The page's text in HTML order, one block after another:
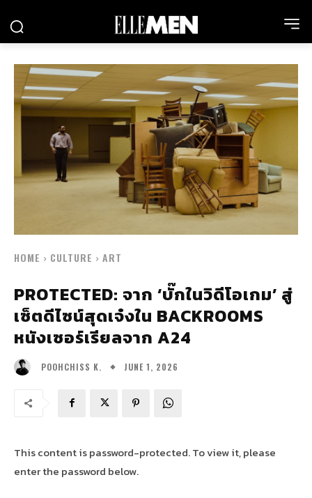
HOME CULTURE ART
PROTECTED: จาก ‘บั๊กในวิดีโอเกม’ สู่
เซ็ตดีไซน์สุดเจ๋งใน BACKROOMS
หนังเซอร์เรียลจาก A24
POOHCHISS K. JUNE 1, 2026
This content is password-protected. To view it, please
enter the password below.